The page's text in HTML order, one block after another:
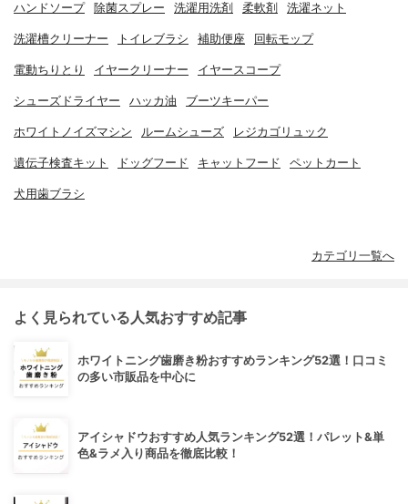
ハンドソープ 除菌スプレー 洗濯用洗剤 柔軟剤 洗濯ネット
洗濯槽クリーナー トイレブラシ 補助便座 回転モップ
電動ちりとり イヤークリーナー イヤースコープ
シューズドライヤー ハッカ油 ブーツキーパー
ホワイトノイズマシン ルームシューズ レジカゴリュック
遺伝子検査キット ドッグフード キャットフード ペットカート
犬用歯ブラシ
カテゴリ一覧へ
よく見られている人気おすすめ記事
ホワイトニング歯磨き粉おすすめランキング52選！口コミ
の多い市販品を中心に
アイシャドウおすすめ人気ランキング52選！パレット&単
色&ラメ入り商品を徹底比較！